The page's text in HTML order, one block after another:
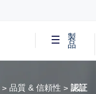
製
品
> 品質 & 信頼性 > 認証